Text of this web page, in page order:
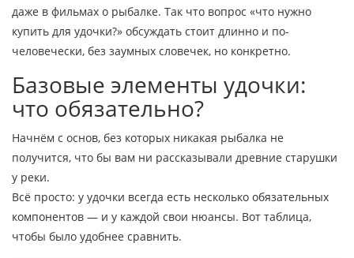
даже в фильмах о рыбалке. Так что вопрос «что нужно
купить для удочки?» обсуждать стоит длинно и по-
человечески, без заумных словечек, но конкретно.
Базовые элементы удочки:
что обязательно?
Начнём с основ, без которых никакая рыбалка не
получится, что бы вам ни рассказывали древние старушки
у реки.
Всё просто: у удочки всегда есть несколько обязательных
компонентов — и у каждой свои нюансы. Вот таблица,
чтобы было удобнее сравнить.